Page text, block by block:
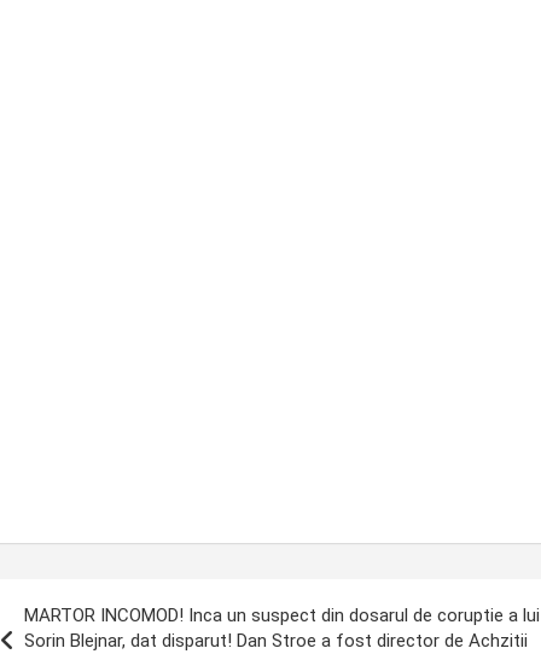
MARTOR INCOMOD! Inca un suspect din dosarul de coruptie a lui
Sorin Blejnar, dat disparut! Dan Stroe a fost director de Achzitii